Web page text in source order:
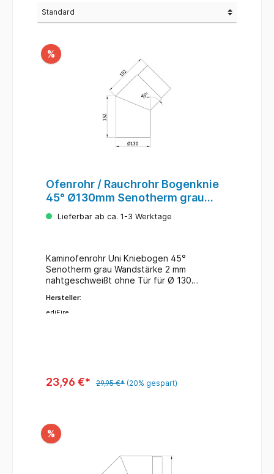
%
Ofenrohr / Rauchrohr Bogenknie
45° Ø130mm Senotherm grau
ohne Tür
Lieferbar ab ca. 1-3 Werktage
Kaminofenrohr Uni Kniebogen 45°
Senotherm grau Wandstärke 2 mm
nahtgeschweißt ohne Tür für Ø 130
1298 / DIN EN 1856-2 für feste und flüssige
Brennstoffe.
Hersteller:
ediFire
23,96 €* 29,95 €* (20% gespart)
%